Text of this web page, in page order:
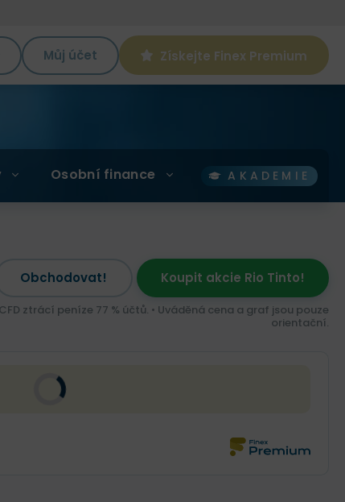
Můj účet Získejte Finex Premium
Osobní finance AKADEMIE
Obchodovat! Koupit akcie Rio Tinto!
ztrácí peníze 77 % účtů. • Uváděná cena a graf jsou pouze
orientační.